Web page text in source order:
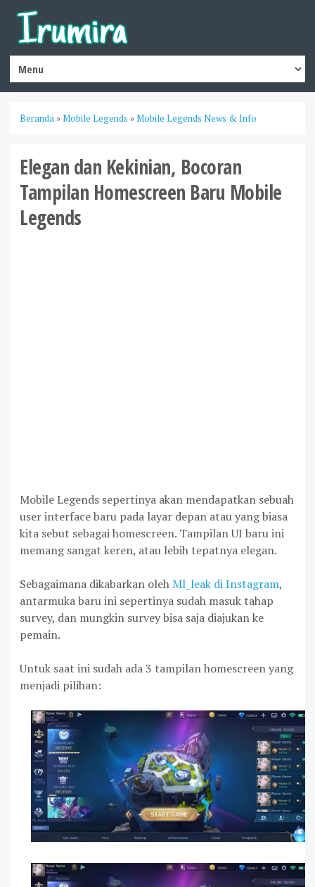
Beranda »Mobile Legends »Mobile Legends News & Info
Elegan dan Kekinian, Bocoran
Tampilan Homescreen Baru Mobile
Legends
Mobile Legends sepertinya akan mendapatkan sebuah
user interface baru pada layar depan atau yang biasa
kita sebut sebagai homescreen. Tampilan UI baru ini
memang sangat keren, atau lebih tepatnya elegan.
Sebagaimana dikabarkan olehMl_leak di Instagram,
antarmuka baru ini sepertinya sudah masuk tahap
survey, dan mungkin survey bisa saja diajukan ke
pemain.
Untuk saat ini sudah ada 3 tampilan homescreen yang
menjadi pilihan: